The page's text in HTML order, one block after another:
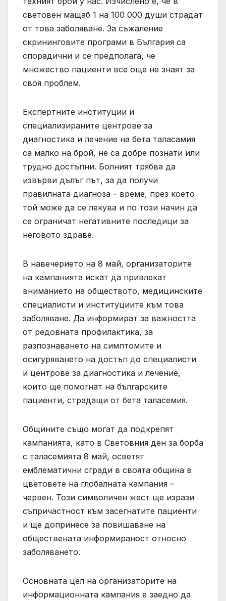
световен мащаб 1 на 100 000 души страдат
от това заболяване. За съжаление
скрининговите програми в България са
спорадични и се предполага, че
множество пациенти все още не знаят за
своя проблем.
Експертните институции и
специализираните центрове за
диагностика и лечение на бета таласамия
са малко на брой, не са добре познати или
трудно достъпни. Болният трябва да
извърви дълъг път, за да получи
правилната диагноза – време, през което
той може да се лекува и по този начин да
се ограничат негативните последици за
неговото здраве.
В навечерието на 8 май, организаторите
на кампанията искат да привлекат
вниманието на обществото, медицинските
специалисти и институциите към това
заболяване. Да информират за важността
от редовната профилактика, за
разпознаването на симптомите и
осигуряването на достъп до специалисти
и центрове за диагностика и лечение,
които ще помогнат на българските
пациенти, страдащи от бета таласемия.
Общините също могат да подкрепят
кампанията, като в Световния ден за борба
с таласемията 8 май, осветят
емблематични сгради в своята община в
цветовете на глобалната кампания –
червен. Този символичен жест ще изрази
съпричастност към засегнатите пациенти
и ще допринесе за повишаване на
обществената информираност относно
заболяването.
Основната цел на организаторите на
информационната кампания е заедно да